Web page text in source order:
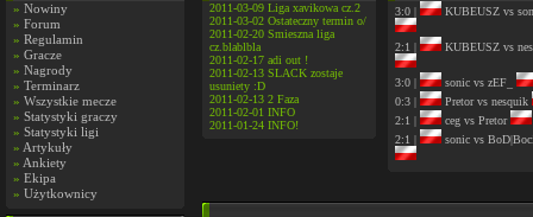
» Nowiny
» Forum
» Regulamin
» Gracze
» Nagrody
» Terminarz
» Wszystkie mecze
» Statystyki graczy
» Statystyki ligi
» Artykuły
» Ankiety
» Ekipa
» Użytkownicy
2011-03-09 Liga xavikowa cz.2
2011-03-02 Ostateczny termin o/
2011-02-20 Smieszna liga
cz.blablbla
2011-02-17 adi out !
2011-02-13 SLACK zostaje
usuniety :D
2011-02-13 2 Faza
2011-02-01 INFO
2011-01-24 INFO!
3:0 | KUBEUSZ vs
2:1 | KUBEUSZ vs
3:0 |
sonic vs zEF_
0:3 |
Pretor vs nesquik
2:1 |
ceg vs Pretor
2:1 |
sonic vs